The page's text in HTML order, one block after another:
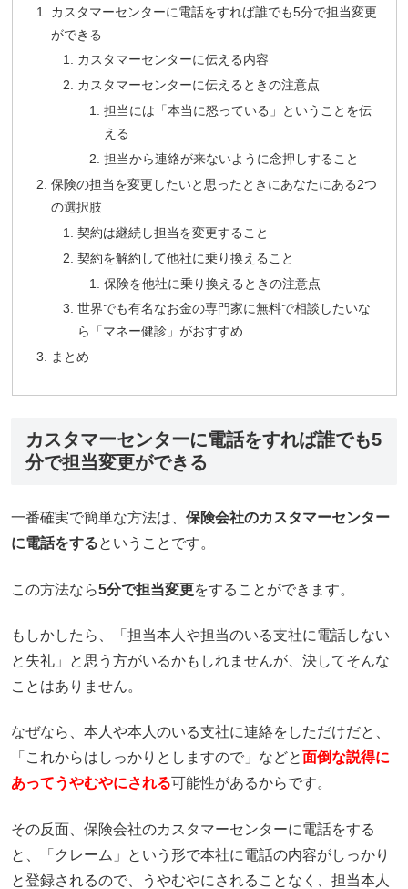
カスタマーセンターに電話をすれば誰でも5分で担当変更
ができる
カスタマーセンターに伝える内容
カスタマーセンターに伝えるときの注意点
担当には「本当に怒っている」ということを伝
える
担当から連絡が来ないように念押しすること
保険の担当を変更したいと思ったときにあなたにある2つ
の選択肢
契約は継続し担当を変更すること
契約を解約して他社に乗り換えること
保険を他社に乗り換えるときの注意点
世界でも有名なお金の専門家に無料で相談したいな
ら「マネー健診」がおすすめ
まとめ
カスタマーセンターに電話をすれば誰でも5
分で担当変更ができる
一番確実で簡単な方法は、保険会社のカスタマーセンター
に電話をするということです。
この方法なら5分で担当変更をすることができます。
もしかしたら、「担当本人や担当のいる支社に電話しない
と失礼」と思う方がいるかもしれませんが、決してそんな
ことはありません。
なぜなら、本人や本人のいる支社に連絡をしただけだと、
「これからはしっかりとしますので」などと面倒な説得に
あってうやむやにされる可能性があるからです。
その反面、保険会社のカスタマーセンターに電話をする
と、「クレーム」という形で本社に電話の内容がしっかり
と登録されるので、うやむやにされることなく、担当本人